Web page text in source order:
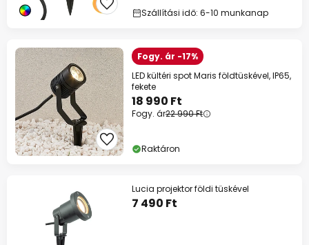
Szállítási idő: 6-10 munkanap
Fogy. ár -17%
LED kültéri spot Maris földtüskével, IP65,
fekete
18 990 Ft
Fogy. ár22 990 Ft
Raktáron
Lucia projektor földi tüskével
7 490 Ft